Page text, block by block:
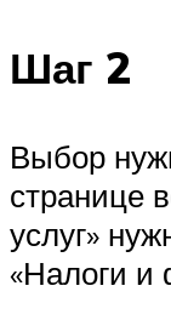
Шаг 2
Выбор
странице
услуг»
«Налоги и